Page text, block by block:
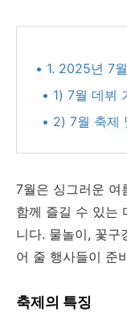
• 1. 2025년 7
• 1) 7월 데뷔
• 2) 7월 축제
7월은 싱그러운 여
함께 즐길 수 있는
니다. 물놀이, 꽃구
어 줄 행사들이 준
축제의 특징